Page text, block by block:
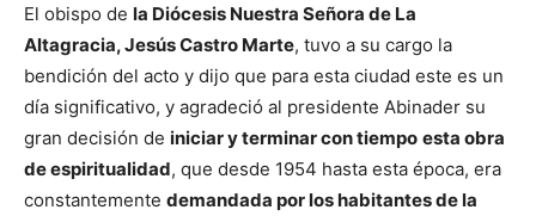
El obispo de la Diócesis Nuestra Señora de La
Altagracia, Jesús Castro Marte, tuvo a su cargo la
bendición del acto y dijo que para esta ciudad este es un
día significativo, y agradeció al presidente Abinader su
gran decisión de iniciar y terminar con tiempo esta obra
de espiritualidad, que desde 1954 hasta esta época, era
constantemente demandada por los habitantes de la